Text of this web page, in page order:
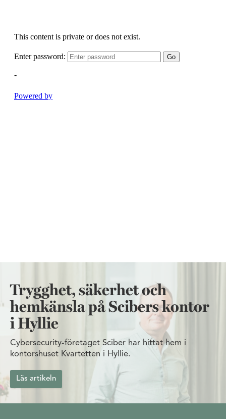
Trygghet, säkerhet och
hemkänsla på Scibers kontor
i Hyllie
Cybersecurity-företaget Sciber har hittat hem i
kontorshuset Kvartetten i Hyllie.
Läs artikeln